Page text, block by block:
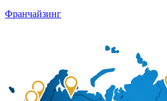
Франчайзинг